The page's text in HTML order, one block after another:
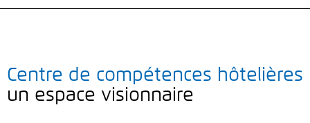
Centre de compétences hôtelières
un espace visionnaire